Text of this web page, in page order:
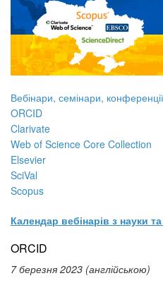
у
серпні-
вересні
2023
Вебінари, семінари,
ORCID
Clarivate
Web of Science Core Collection
Elsevier
SciVal
Scopus
Календар вебінарів з науки та
ORCID
7 березня 2023 (англійською)